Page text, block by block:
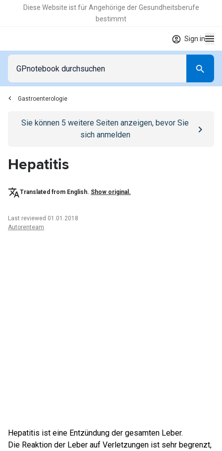
Diese Website ist für Angehörige der Gesundheitsberufe
bestimmt
Sign in
Gastroenterologie
Go to/anmeldenpage
Sie können 5 weitere Seiten anzeigen, bevor Sie
sich anmelden
Hepatitis
Translated from English. Show original.
Last reviewed 01.01.2018
Autorenteam
Hepatitis ist eine Entzündung der gesamten Leber.
Die Reaktion der Leber auf Verletzungen ist sehr begrenzt,